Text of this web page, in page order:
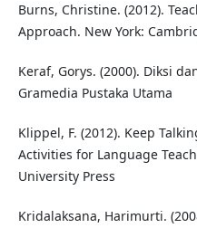
Burns, Christine. (2012).
Approach. New York:
Keraf, Gorys. (2000). Diksi
Gramedia Pustaka Utama
Klippel, F. (2012). Keep
Activities for Language
University Press
Kridalaksana, Harimurti.